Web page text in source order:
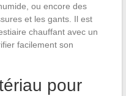
ou encore des
et les gants. Il est
chauffant avec un
facilement son
pour